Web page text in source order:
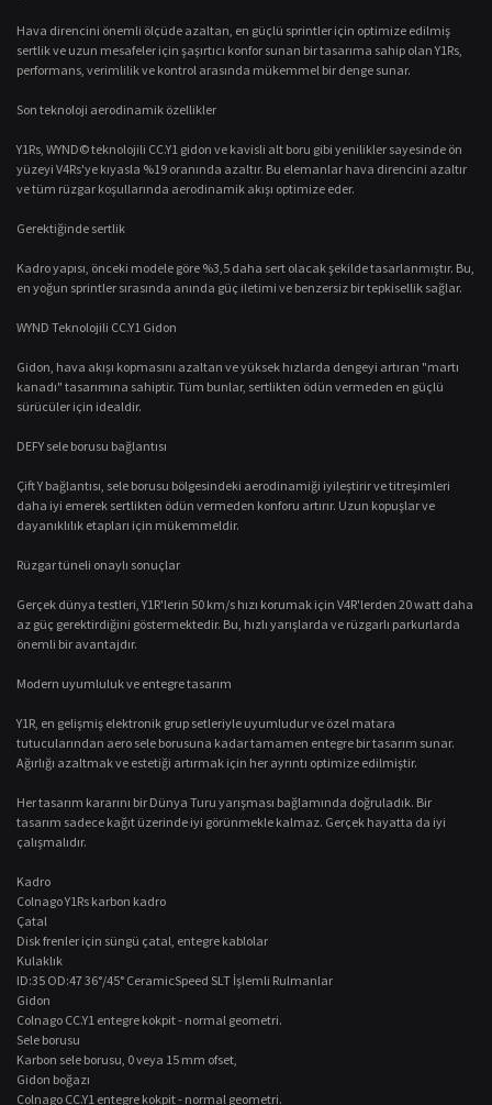
Hava direncini önemli ölçüde azaltan, en güçlü sprintler için optimize edilmiş
sertlik ve uzun mesafeler için şaşırtıcı konfor sunan bir tasarıma sahip olan Y1Rs,
performans, verimlilik ve kontrol arasında mükemmel bir denge sunar.
Son teknoloji aerodinamik özellikler
Y1Rs, WYND© teknolojili CC.Y1 gidon ve kavisli alt boru gibi yenilikler sayesinde ön
yüzeyi V4Rs'ye kıyasla %19 oranında azaltır. Bu elemanlar hava direncini azaltır
ve tüm rüzgar koşullarında aerodinamik akışı optimize eder.
Gerektiğinde sertlik
Kadro yapısı, önceki modele göre %3,5 daha sert olacak şekilde tasarlanmıştır. Bu,
en yoğun sprintler sırasında anında güç iletimi ve benzersiz bir tepkisellik sağlar.
WYND Teknolojili CC.Y1 Gidon
Gidon, hava akışı kopmasını azaltan ve yüksek hızlarda dengeyi artıran "martı
kanadı" tasarımına sahiptir. Tüm bunlar, sertlikten ödün vermeden en güçlü
sürücüler için idealdir.
DEFY sele borusu bağlantısı
Çift Y bağlantısı, sele borusu bölgesindeki aerodinamiği iyileştirir ve titreşimleri
daha iyi emerek sertlikten ödün vermeden konforu artırır. Uzun kopuşlar ve
dayanıklılık etapları için mükemmeldir.
Rüzgar tüneli onaylı sonuçlar
Gerçek dünya testleri, Y1R'lerin 50 km/s hızı korumak için V4R'lerden 20 watt daha
az güç gerektirdiğini göstermektedir. Bu, hızlı yarışlarda ve rüzgarlı parkurlarda
önemli bir avantajdır.
Modern uyumluluk ve entegre tasarım
Y1R, en gelişmiş elektronik grup setleriyle uyumludur ve özel matara
tutucularından aero sele borusuna kadar tamamen entegre bir tasarım sunar.
Ağırlığı azaltmak ve estetiği artırmak için her ayrıntı optimize edilmiştir.
Her tasarım kararını bir Dünya Turu yarışması bağlamında doğruladık. Bir
tasarım sadece kağıt üzerinde iyi görünmekle kalmaz. Gerçek hayatta da iyi
çalışmalıdır.
Kadro
Colnago Y1Rs karbon kadro
Çatal
Disk frenler için süngü çatal, entegre kablolar
Kulaklık
ID:35 OD:47 36°/45° CeramicSpeed ​​SLT İşlemli Rulmanlar
Gidon
Colnago CC.Y1 entegre kokpit - normal geometri.
Sele borusu
Karbon sele borusu, 0 veya 15 mm ofset,
Gidon boğazı
Colnago CC.Y1 entegre kokpit - normal geometri.